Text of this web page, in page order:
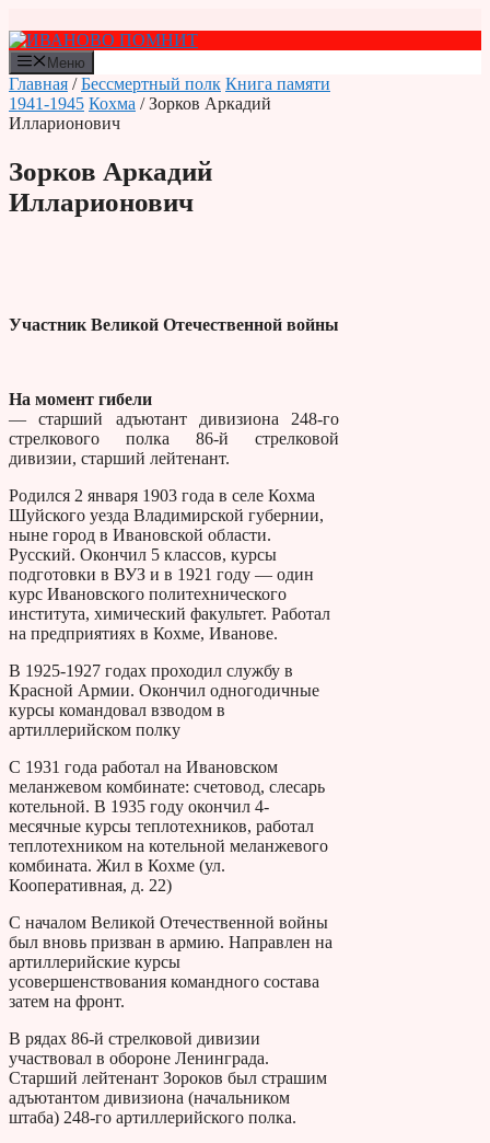
к
содержимому
Меню
Главная /Бессмертный полк Книга памяти
1941-1945 Кохма / Зорков Аркадий
Илларионович
Зорков Аркадий
Илларионович
Участник Великой Отечественной войны
На момент гибели
— старший адъютант дивизиона 248-го
стрелкового полка 86-й стрелковой
дивизии, старший лейтенант.
Родился 2 января 1903 года в селе Кохма
Шуйского уезда Владимирской губернии,
ныне город в Ивановской области.
Русский. Окончил 5 классов, курсы
подготовки в ВУЗ и в 1921 году — один
курс Ивановского политехнического
института, химический факультет. Работал
на предприятиях в Кохме, Иванове.
В 1925-1927 годах проходил службу в
Красной Армии. Окончил одногодичные
курсы командовал взводом в
артиллерийском полку
С 1931 года работал на Ивановском
меланжевом комбинате: счетовод, слесарь
котельной. В 1935 году окончил 4-
месячные курсы теплотехников, работал
теплотехником на котельной меланжевого
комбината. Жил в Кохме (ул.
Кооперативная, д. 22)
С началом Великой Отечественной войны
был вновь призван в армию. Направлен на
артиллерийские курсы
усовершенствования командного состава
затем на фронт.
В рядах 86-й стрелковой дивизии
участвовал в обороне Ленинграда.
Старший лейтенант Зороков был страшим
адъютантом дивизиона (начальником
штаба) 248-го артиллерийского полка.